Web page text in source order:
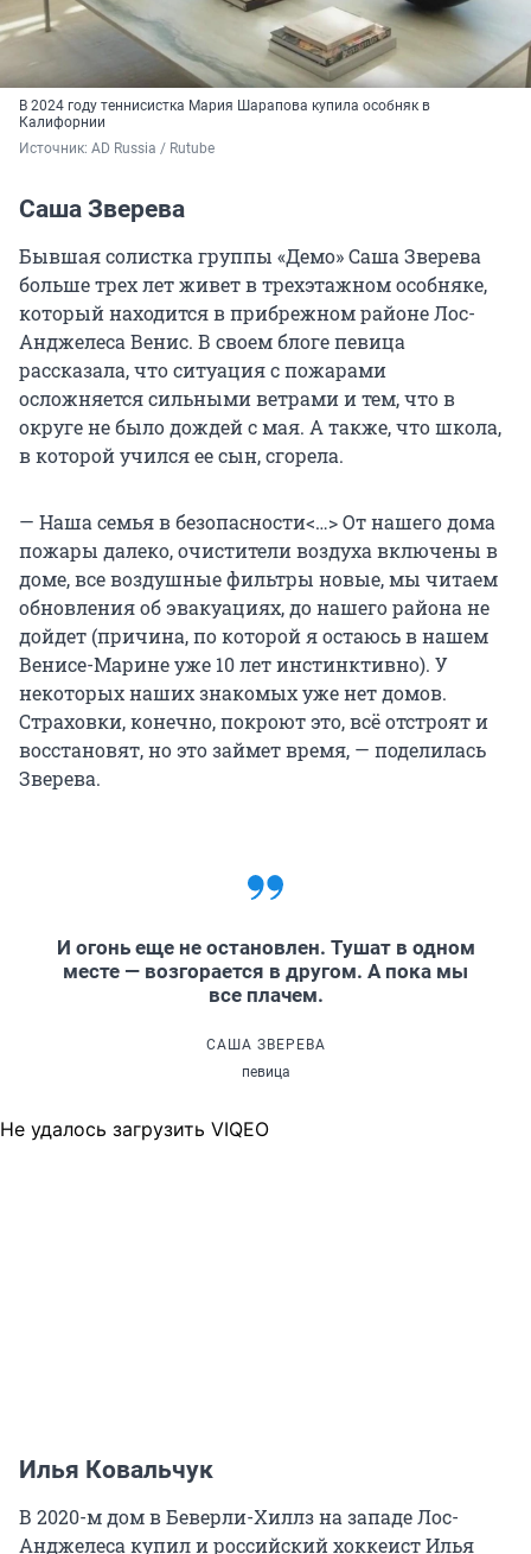
В 2024 году теннисистка Мария Шарапова купила особняк в
Калифорнии
Источник: AD Russia / Rutube
Саша Зверева
Бывшая солистка группы «Демо» Саша Зверева
больше трех лет живет в трехэтажном особняке,
который находится в прибрежном районе Лос-
Анджелеса Венис. В своем блоге певица
рассказала, что ситуация с пожарами
осложняется сильными ветрами и тем, что в
округе не было дождей с мая. А также, что школа,
в которой учился ее сын, сгорела.
— Наша семья в безопасности<…> От нашего дома
пожары далеко, очистители воздуха включены в
доме, все воздушные фильтры новые, мы читаем
обновления об эвакуациях, до нашего района не
дойдет (причина, по которой я остаюсь в нашем
Венисе-Марине уже 10 лет инстинктивно). У
некоторых наших знакомых уже нет домов.
Страховки, конечно, покроют это, всё отстроят и
восстановят, но это займет время, — поделилась
Зверева.
И огонь еще не остановлен. Тушат в одном
месте — возгорается в другом. А пока мы
все плачем.
САША ЗВЕРЕВА
певица
Не удалось загрузить VIQEO
Илья Ковальчук
В 2020-м дом в Беверли-Хиллз на западе Лос-
Анджелеса купил и российский хоккеист Илья